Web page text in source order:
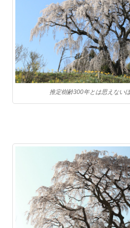
推定樹齢300年とは思えない